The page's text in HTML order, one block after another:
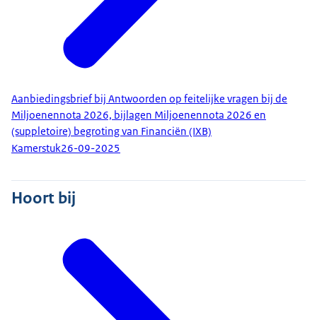
Aanbiedingsbrief bij Antwoorden op feitelijke vragen bij de
Miljoenennota 2026, bijlagen Miljoenennota 2026 en
(suppletoire) begroting van Financiën (IXB)
Kamerstuk26-09-2025
Hoort bij